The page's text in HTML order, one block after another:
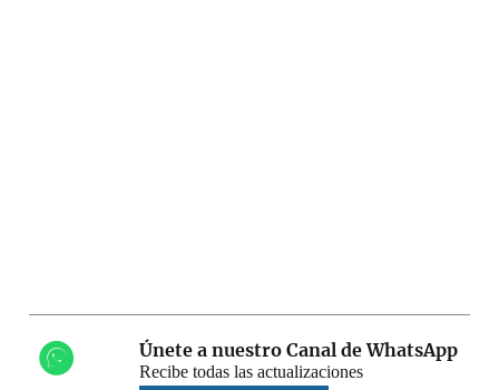
Únete a nuestro Canal de WhatsApp
Recibe todas las actualizaciones